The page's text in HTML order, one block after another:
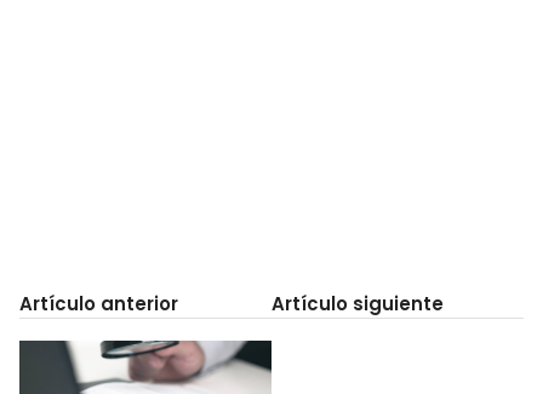
Artículo anterior Artículo siguiente